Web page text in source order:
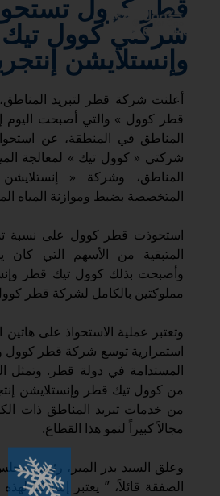
قطر كوول
شركتي كوول
وإنستلايشن إنتجريتي
أعلنت شركة قطر لتبريد
قطر كوول » والتي أصبحت اليوم
المناطق في المنطقة، عن
شركتي « كوول تيك » لمعالجة
المتخصصة بضبط وموازنة المياه
استحوذت قطر كوول على نسبة
المتبقية من الأسهم التي كان
مملوكتين بالكامل لشركة قطر
وتعتبر عملية الاستحواذ على
استمرارية توسع شركة قطر كوول
المستدامة في دولة قطر. وتمثل
من خدمات تبريد المناطق ذات
مجالاً كبيراً لنمو هذا القطاع.
وعلق السيد بدر المير، رئيس
الصفقة قائلاً، ” يعتبر إمتلاكنا